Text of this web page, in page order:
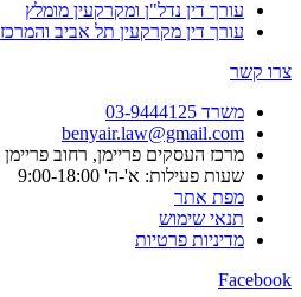
עורך דין נדל"ן ומקרקעין מומלץ
עורך דין מקרקעין תל אביב והמרכז
צרו קשר
משרד 03-9444125
benyair.law@gmail.com
מרכז העסקים פריימן, רחוב פריימן 5, ראשון לציון.
שעות פעילות: א'-ה' 9:00-18:00
מפת אתר
תנאי שימוש
מדיניות פרטיות
Facebook